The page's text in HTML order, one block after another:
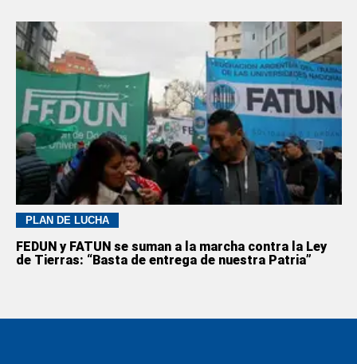
PLAN DE LUCHA
FEDUN y FATUN se suman a la marcha contra la Ley
de Tierras: “Basta de entrega de nuestra Patria”